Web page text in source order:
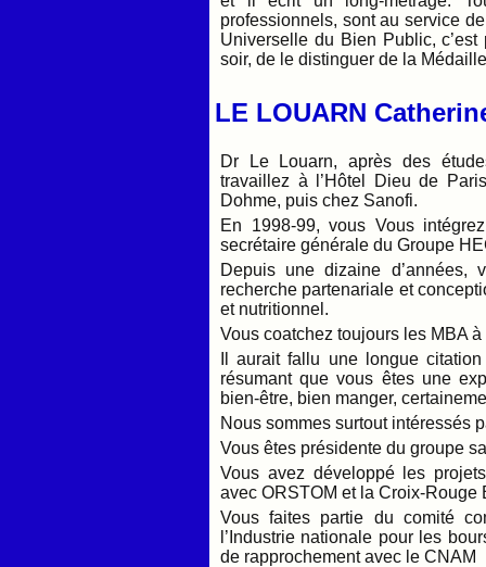
professionnels, sont au service
Universelle du Bien Public,
soir, de le distinguer de la
LE LOUARN
Dr Le Louarn, après des
travaillez à l’Hôtel Dieu de
Dohme, puis chez Sanofi.
En 1998-99, vous Vous
secrétaire générale du Groupe
Depuis une dizaine d’années,
recherche partenariale et
et nutritionnel.
Vous coatchez toujours les MBA
Il aurait fallu une longue
résumant que vous êtes une
bien-être, bien manger,
Nous sommes surtout intéressés
Vous êtes présidente du groupe
Vous avez développé les
avec ORSTOM et la Croix-Rouge
Vous faites partie du comité
l’Industrie nationale pour les
de rapprochement avec le CNAM